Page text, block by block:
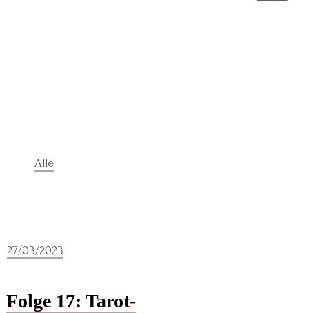
Alle
27/03/2023
Folge 17: Tarot-